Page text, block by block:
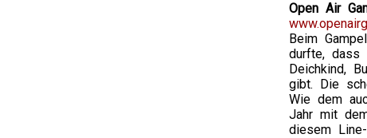
Open Air
Beim
durfte, dass
Deichkind,
gibt. Die
Wie dem
Jahr mit
diesem